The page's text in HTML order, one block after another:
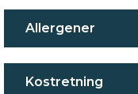
Allergener
Kostretning